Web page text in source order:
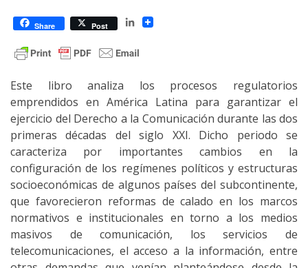
Share Post LinkedIn
Este libro analiza los procesos regulatorios
emprendidos en América Latina para garantizar el
ejercicio del Derecho a la Comunicación durante las dos
primeras décadas del siglo XXI. Dicho periodo se
caracteriza por importantes cambios en la
configuración de los regímenes políticos y estructuras
socioeconómicas de algunos países del subcontinente,
que favorecieron reformas de calado en los marcos
normativos e institucionales en torno a los medios
masivos de comunicación, los servicios de
telecomunicaciones, el acceso a la información, entre